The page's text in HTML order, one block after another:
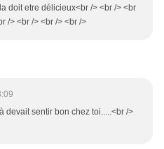
doit etre délicieux<br /> <br /> <br
/> <br /> <br /> <br />
devait sentir bon chez toi.....<br />